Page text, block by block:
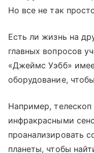
Но все не так
Есть ли жизнь на
главных вопросов
«Джеймс Уэбб»
оборудование,
Например,
инфракрасными
проанализировать
планеты, чтобы